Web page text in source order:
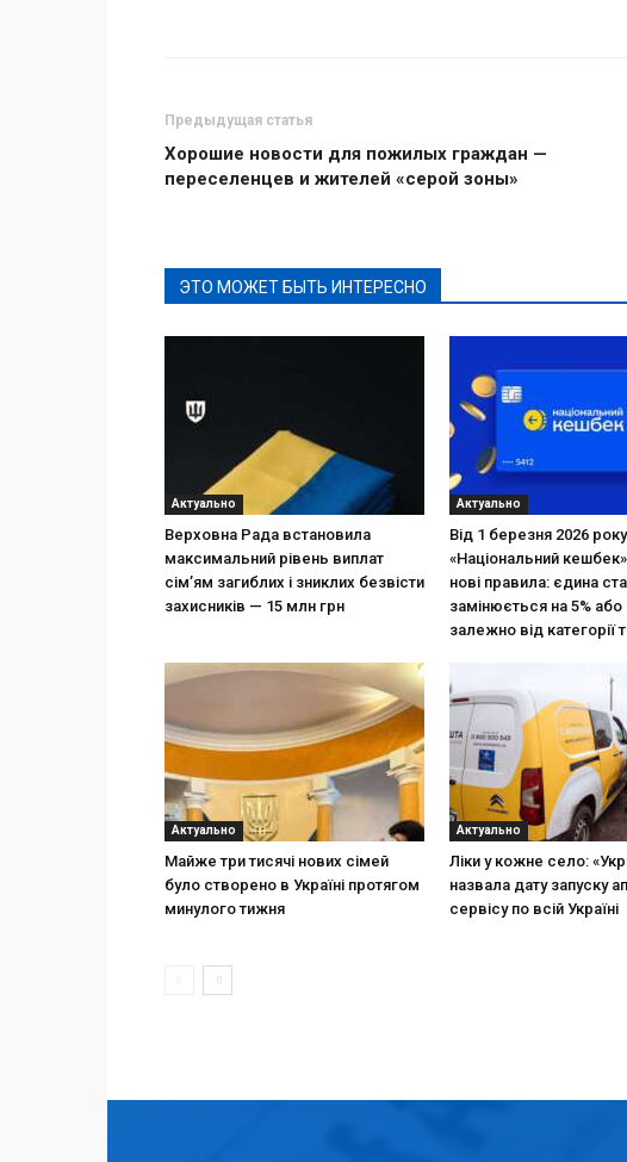
Предыдущая статья
Хорошие новости для пожилых граждан —
переселенцев и жителей «серой зоны»
ЭТО МОЖЕТ БЫТЬ ИНТЕРЕСНО
Актуально
Верховна Рада встановила
максимальний рівень виплат
сім’ям загиблих і зниклих безвісти
захисників — 15 млн грн
Актуально
Від 1 березня 2026
«Національний
нові правила: єдина
замінюється на 5% або
залежно від категорії
Актуально
Майже три тисячі нових сімей
було створено в Україні протягом
минулого тижня
Актуально
Ліки у кожне село:
назвала дату запуску
сервісу по всій Україні